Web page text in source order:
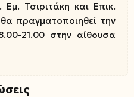
Τσιριτάκη και Επικ.
πραγματοποιηθεί την
21.00 στην αίθουσα